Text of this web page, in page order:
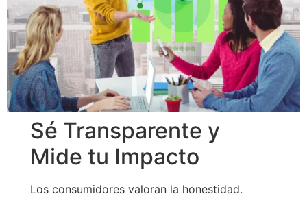
Sé Transparente y
Mide tu Impacto
Los consumidores valoran la honestidad.